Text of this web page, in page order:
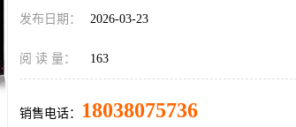
发布日期： 2026-03-23
阅 读 量： 163
销售电话： 18038075736